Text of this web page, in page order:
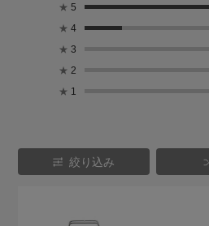
★ 5
★ 4
★ 3
★ 2
★ 1
絞り込み